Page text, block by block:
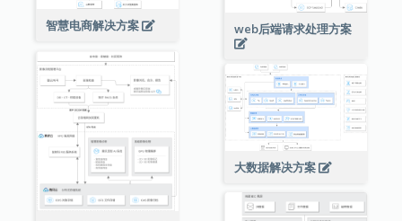
智慧电商解决方案 web后端请求处理方案
大数据解决方案